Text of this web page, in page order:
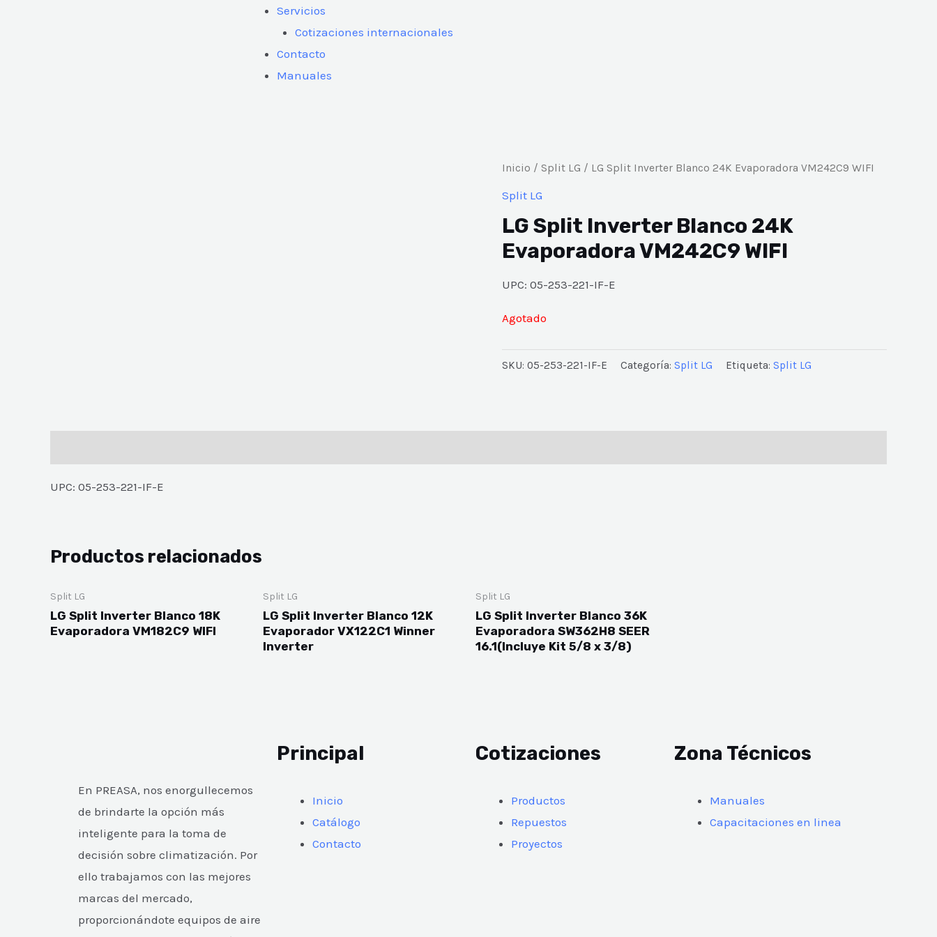
Servicios
Cotizaciones internacionales
Contacto
Manuales
Inicio / Split LG / LG Split Inverter Blanco 24K Evaporadora VM242C9 WIFI
Split LG
LG Split Inverter Blanco 24K
Evaporadora VM242C9 WIFI
UPC: 05-253-221-IF-E
Agotado
SKU: 05-253-221-IF-E Categoría: Split LG Etiqueta: Split LG
UPC: 05-253-221-IF-E
Productos relacionados
Split LG
LG Split Inverter Blanco 18K
Evaporadora VM182C9 WIFI
Split LG
LG Split Inverter Blanco 12K
Evaporador VX122C1 Winner
Inverter
Split LG
LG Split Inverter Blanco 36K
Evaporadora SW362H8 SEER
16.1(Incluye Kit 5/8 x 3/8)
En PREASA, nos enorgullecemos
de brindarte la opción más
inteligente para la toma de
decisión sobre climatización. Por
ello trabajamos con las mejores
marcas del mercado,
proporcionándote equipos de aire
Principal
Inicio
Catálogo
Contacto
Cotizaciones
Productos
Repuestos
Proyectos
Zona Técnicos
Manuales
Capacitaciones en linea